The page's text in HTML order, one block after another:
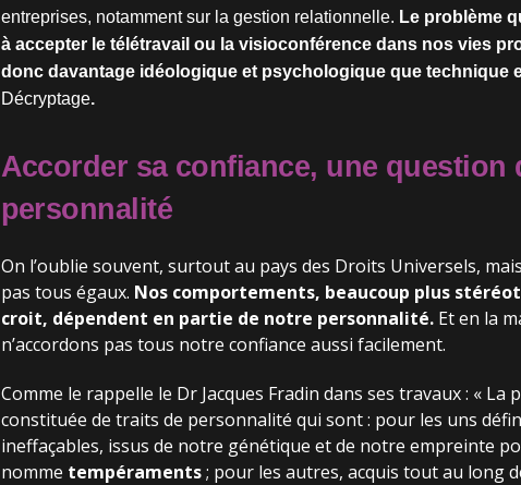
entreprises, notamment sur la gestion relationnelle. Le problème
à accepter le télétravail ou la visioconférence dans nos vies
donc davantage idéologique et psychologique que technique
Décryptage.
Accorder sa confiance, une question
personnalité
On l’oublie souvent, surtout au pays des Droits Universels,
pas tous égaux. Nos comportements, beaucoup plus
croit, dépendent en partie de notre personnalité.Et en la
n’accordons pas tous notre confiance aussi facilement.
Comme le rappelle le Dr Jacques Fradin dans ses travaux : « La
constituée de traits de personnalité qui sont : pour les uns
ineffaçables, issus de notre génétique et de notre empreinte
nomme tempéraments; pour les autres, acquis tout au long